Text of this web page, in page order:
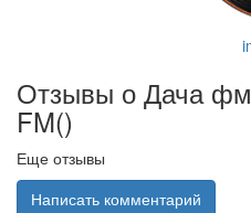
Отзывы о Дача
FM()
Еще отзывы
Написать комментарий